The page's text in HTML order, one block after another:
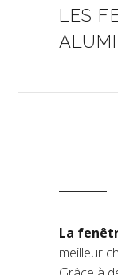
LES
La
meilleur